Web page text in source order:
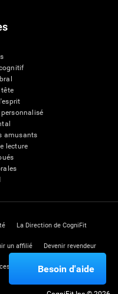
amusants
lecture
La Direction de CogniFit
un affilié Devenir revendeur
Centre de Confiance
Besoin d'aide